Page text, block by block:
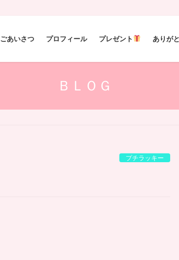
ごあいさつ プロフィール プレゼント ありが
ＢＬＯＧ
プチラッキー